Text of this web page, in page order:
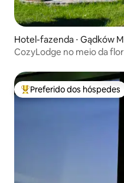
Hotel-fazenda ⋅ Gądków
CozyLodge no meio da
Entre os melhores
Preferido dos hóspedes